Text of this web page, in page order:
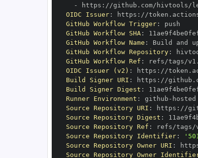
-
https : //github.com/hivtools/
OIDC Issuer: https :
GitHub Workflow Trigger:
GitHub Workflow SHA:
GitHub Workflow Name :
GitHub Workflow Repository:
GitHub Workflow Ref :
OIDC Issuer (v2) : https :
Build Signer URI : https : //
Build Signer Digest :
Runner Environment : github -
Source Repository URI : https :
Source Repository Digest :
Source Repository Ref :
Source Repository Identifier:
Source Repository Owner URI :
Source Repository Owner